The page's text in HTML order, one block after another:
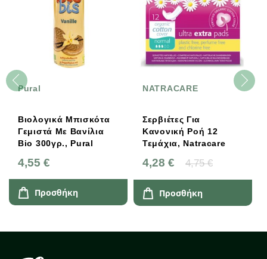
Pural
Βιολογικά Μπισκότα
Γεμιστά Με Βανίλια
Bio 300γρ., Pural
4,55 €
Προσθήκη
NATRACARE
Σερβιέτες Για
Κανονική Ροή 12
Τεμάχια, Natracare
4,28 € 4,75 €
Προσθήκη